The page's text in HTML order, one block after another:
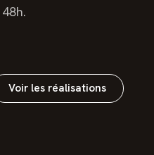
Voir les réalisations